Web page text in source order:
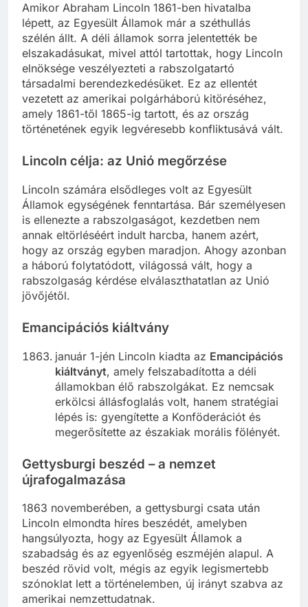
Amikor Abraham Lincoln 1861-ben hivatalba
lépett, az Egyesült Államok már a széthullás
szélén állt. A déli államok sorra jelentették be
elszakadásukat, mivel attól tartottak, hogy Lincoln
elnöksége veszélyezteti a rabszolgatartó
társadalmi berendezkedésüket. Ez az ellentét
vezetett az amerikai polgárháború kitöréséhez,
amely 1861-től 1865-ig tartott, és az ország
történetének egyik legvéresebb konfliktusává vált.
Lincoln célja: az Unió megőrzése
Lincoln számára elsődleges volt az Egyesült
Államok egységének fenntartása. Bár személyesen
is ellenezte a rabszolgaságot, kezdetben nem
annak eltörléséért indult harcba, hanem azért,
hogy az ország egyben maradjon. Ahogy azonban
a háború folytatódott, világossá vált, hogy a
rabszolgaság kérdése elválaszthatatlan az Unió
jövőjétől.
Emancipációs kiáltvány
január 1-jén Lincoln kiadta az Emancipációs
kiáltványt, amely felszabadította a déli
államokban élő rabszolgákat. Ez nemcsak
erkölcsi állásfoglalás volt, hanem stratégiai
lépés is: gyengítette a Konföderációt és
megerősítette az északiak morális fölényét.
Gettysburgi beszéd – a nemzet
újrafogalmazása
1863 novemberében, a gettysburgi csata után
Lincoln elmondta híres beszédét, amelyben
hangsúlyozta, hogy az Egyesült Államok a
szabadság és az egyenlőség eszméjén alapul. A
beszéd rövid volt, mégis az egyik legismertebb
szónoklat lett a történelemben, új irányt szabva az
amerikai nemzettudatnak.